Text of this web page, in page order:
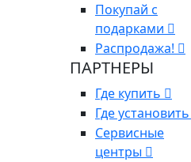
Покупай с
подарками
Распродажа!
ПАРТНЕРЫ
Где купить
Где установить
Сервисные
центры